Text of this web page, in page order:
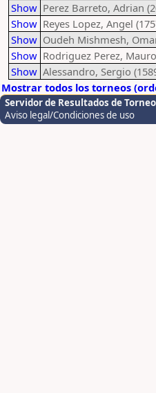
Show Perez Barreto, Adrian
Show Reyes Lopez, Angel
Show Oudeh Mishmesh,
Show Rodriguez Perez,
Show Alessandro, Sergio
Mostrar todos los torneos
Servidor de Resultados de
Aviso legal/Condiciones de uso